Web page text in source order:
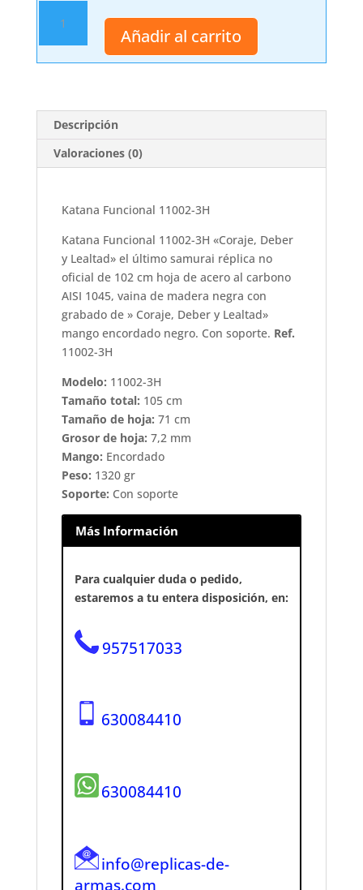
Funcional
11002-
3H
Añadir al carrito
Descripción
Valoraciones (0)
Katana Funcional 11002-3H
Katana Funcional 11002-3H «Coraje, Deber
y Lealtad» el último samurai réplica no
oficial de 102 cm hoja de acero al carbono
AISI 1045, vaina de madera negra con
grabado de » Coraje, Deber y Lealtad»
mango encordado negro. Con soporte. Ref.
11002-3H
Modelo: 11002-3H
Tamaño total: 105 cm
Tamaño de hoja: 71 cm
Grosor de hoja: 7,2 mm
Mango: Encordado
Peso: 1320 gr
Soporte: Con soporte
Más Información
Para cualquier duda o pedido,
estaremos a tu entera disposición, en:
957517033
630084410
630084410
info@replicas-de-
armas.com